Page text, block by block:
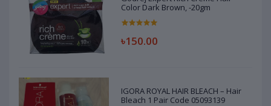
Color Dark Brown, -20gm
৳150.00
IGORA ROYAL HAIR BLEACH – Hair
Bleach 1 Pair Code 05093139